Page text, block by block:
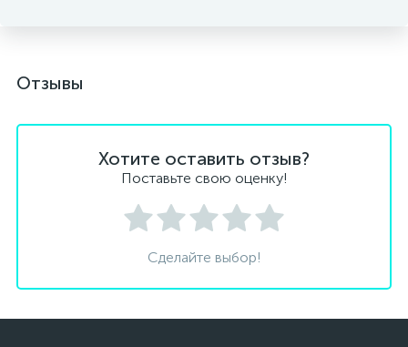
Отзывы
Хотите оставить отзыв?
Поставьте свою оценку!
Сделайте выбор!